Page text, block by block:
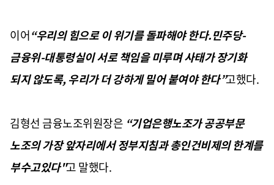
이어“우리의 힘으로 이 위기를 돌파해야 한다.민주당-
금융위-대통령실이 서로 책임을 미루며 사태가 장기화
되지 않도록, 우리가 더 강하게 밀어 붙여야 한다”고했다.
김형선 금융노조위원장은 “기업은행노조가 공공부문
노조의 가장 앞자리에서 정부지침과 총인건비제의 한계를
부수고있다"고 말했다.